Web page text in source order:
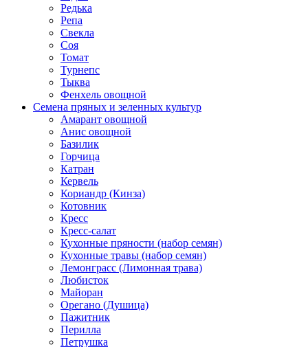
Редька
Репа
Свекла
Соя
Томат
Турнепс
Тыква
Фенхель овощной
Семена пряных и зеленных культур
Амарант овощной
Анис овощной
Базилик
Горчица
Катран
Кервель
Кориандр (Кинза)
Котовник
Кресс
Кресс-салат
Кухонные пряности (набор семян)
Кухонные травы (набор семян)
Лемонграсс (Лимонная трава)
Любисток
Майоран
Орегано (Душица)
Пажитник
Перилла
Петрушка